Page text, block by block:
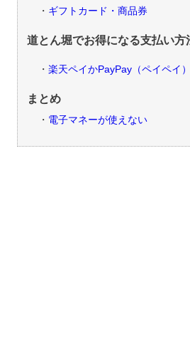
ギフトカード・商品券
道とん堀でお得になる支払い方
楽天ペイかPayPay（ペイペイ
まとめ
電子マネーが使えない